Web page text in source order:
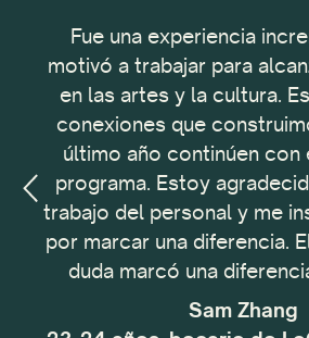
Fue una experiencia
motivó a trabajar para
en las artes y la cultura.
conexiones que
último año continúen con
programa. Estoy
trabajo del personal y me
por marcar una diferencia.
duda marcó una
Sam Zhang